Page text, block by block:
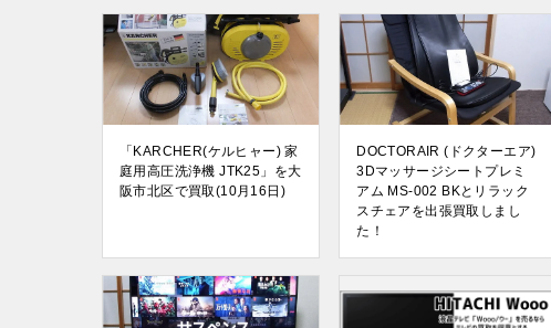
「KARCHER(ケルヒャー) 家
庭用高圧洗浄機 JTK25」を大
阪市北区で買取(10月16日)
DOCTORAIR (ドクターエア)
3Dマッサージシートプレミ
アム MS-002 BKとリラック
スチェアを出張買取しまし
た！